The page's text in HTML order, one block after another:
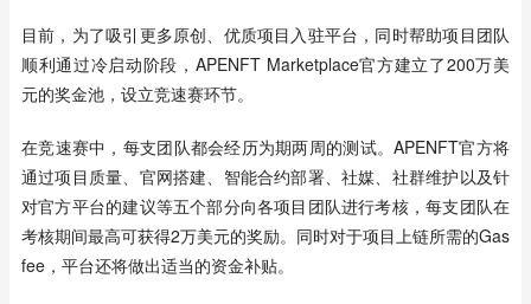
目前，为了吸引更多原创、优质项目入驻平台，同时帮助项目团队
顺利通过冷启动阶段，APENFT Marketplace官方建立了200万美
元的奖金池，设立竞速赛环节。
在竞速赛中，每支团队都会经历为期两周的测试。APENFT官方将
通过项目质量、官网搭建、智能合约部署、社媒、社群维护以及针
对官方平台的建议等五个部分向各项目团队进行考核，每支团队在
考核期间最高可获得2万美元的奖励。同时对于项目上链所需的Gas
fee，平台还将做出适当的资金补贴。